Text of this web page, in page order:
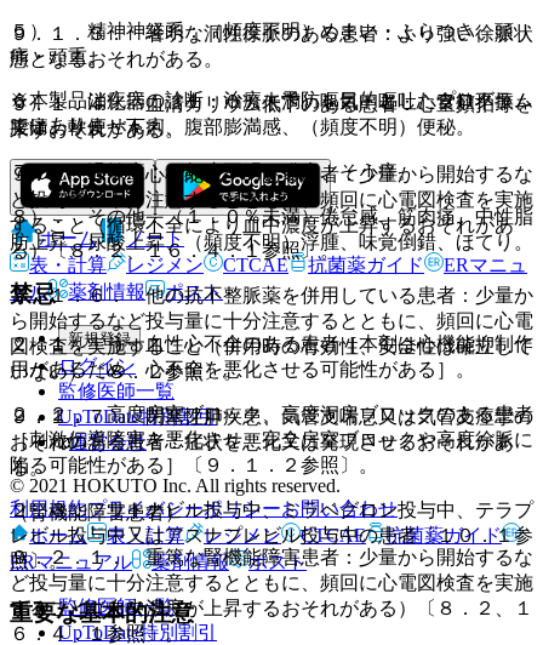
９．１．３． 著明な洞性徐脈のある患者：より強い徐脈状
態となるおそれがある。
９．１．４． 血清カリウム低下のある患者：心室頻拍等を
来すおそれがある。
９．１．５． 心機能低下のある患者：少量から開始するな
ど投与量に十分注意するとともに、頻回に心電図検査を実施
すること（循環不全により血中濃度が上昇するおそれがあ
る）〔８．２、１６．４．１参照〕。
９．１．６． 他の抗不整脈薬を併用している患者：少量か
ら開始するなど投与量に十分注意するとともに、頻回に心電
図検査を実施すること（併用時の有効性、安全性は確立して
いない）〔８．２参照〕。
９．１．７． 閉塞性肺疾患、気管支喘息又は気管支痙攣の
おそれのある患者：症状を悪化又は発現させるおそれがあ
る。
（腎機能障害患者）
９．２．１． 重篤な腎機能障害患者：少量から開始するな
ど投与量に十分注意するとともに、頻回に心電図検査を実施
すること（血中濃度が上昇するおそれがある）〔８．２、１
６．４．１参照〕。
５）． 精神神経系：（頻度不明）めまい・ふらつき、頭
痛・頭重。
６）． 消化器：（１．０％未満）嘔気・嘔吐、食欲不振、
腹痛、軟便・下痢、腹部膨満感、（頻度不明）便秘。
７）． 過敏症：（頻度不明）発疹、そう痒。
８）． その他：（１．０％未満）倦怠感、筋肉痛、中性脂
肪上昇、尿酸上昇、（頻度不明）浮腫、味覚倒錯、ほてり。
禁忌
２．１． うっ血性心不全のある患者［本剤は心機能抑制作
用があるため、心不全を悪化させる可能性がある］。
２．２． 高度房室ブロック、高度洞房ブロックのある患者
［刺激伝導障害を悪化させ、完全房室ブロックや高度徐脈に
陥る可能性がある］〔９．１．２参照〕。
２．３． リトナビル投与中、ミラベグロン投与中、テラプ
レビル投与中又はアスナプレビル投与中の患者〔１０．１参
照〕。
重要な基本的注意
※本製品は疾病の診断・治療・予防を目的としたプログラム
ではありません。
ホーム
ノート
表・計算
レジメン CTCAE 抗菌薬ガイド
ERマニュ
アル
薬剤情報 ポスト
新規登録
ログイン
監修医師一覧
UpToDate特別割引
運営会社
© 2021 HOKUTO Inc. All rights reserved.
利用規約プライバシーポリシーお問い合わせ
ホーム
表・計算 レジメン CTCAE
抗菌薬ガイド
ERマニュアル
薬剤情報 ポスト
監修医師一覧
UpToDate特別割引